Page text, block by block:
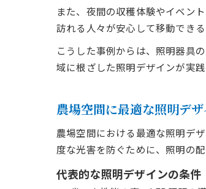
また、夜間の収穫体験やイベン
訪れる人々が安心して移動でき
こうした事例からは、照明器具
域に根ざした照明デザインが実
農場空間に最適な照明デ
農場空間における最適な照明デ
度な光害を防ぐために、照明の
代表的な照明デザインの条件